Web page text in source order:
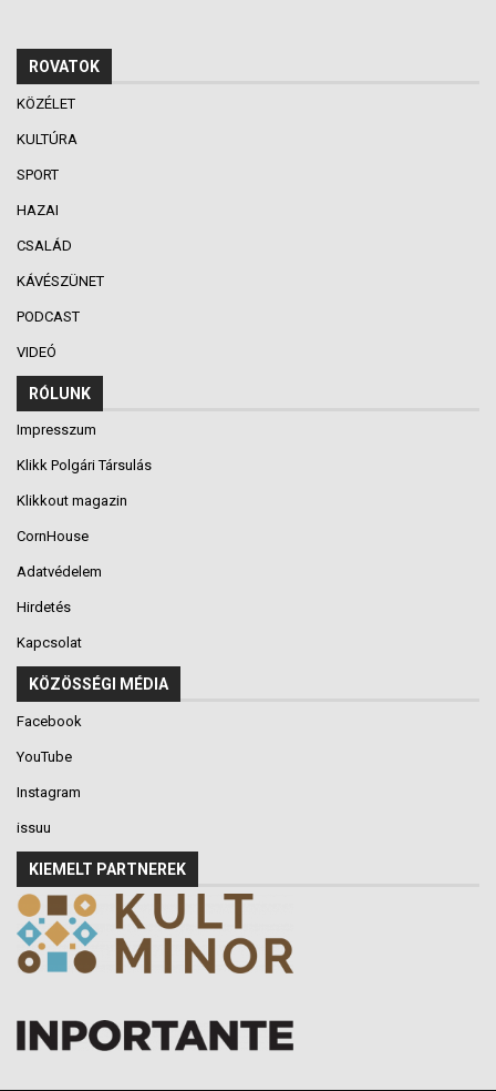
ROVATOK
KÖZÉLET
KULTÚRA
SPORT
HAZAI
CSALÁD
KÁVÉSZÜNET
PODCAST
VIDEÓ
RÓLUNK
Impresszum
Klikk Polgári Társulás
Klikkout magazin
CornHouse
Adatvédelem
Hirdetés
Kapcsolat
KÖZÖSSÉGI MÉDIA
Facebook
YouTube
Instagram
issuu
KIEMELT PARTNEREK